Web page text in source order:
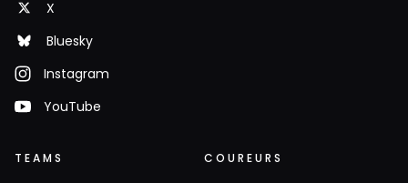
X
Bluesky
Instagram
YouTube
TEAMS COUREURS